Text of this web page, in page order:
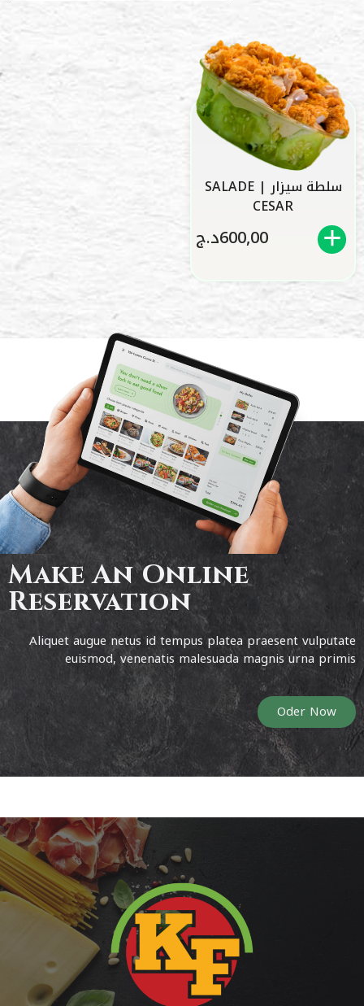
سلطة سيزار | SALADE
CESAR
600,00د.ج
Make An Online
Reservation
Aliquet augue netus id tempus platea praesent vulputate
euismod, venenatis malesuada magnis urna primis
Oder Now